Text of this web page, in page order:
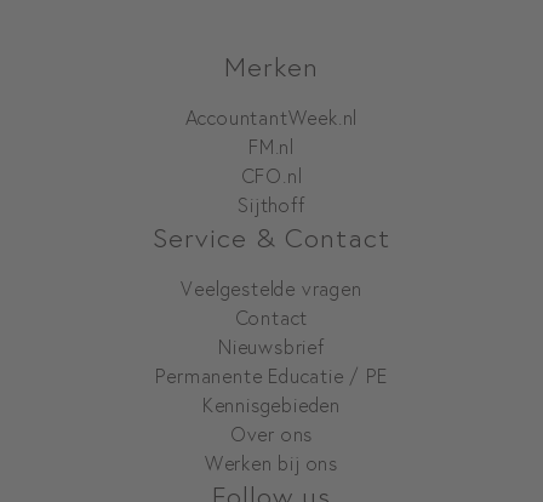
Merken
AccountantWeek.nl
FM.nl
CFO.nl
Sijthoff
Service & Contact
Veelgestelde vragen
Contact
Nieuwsbrief
Permanente Educatie / PE
Kennisgebieden
Over ons
Werken bij ons